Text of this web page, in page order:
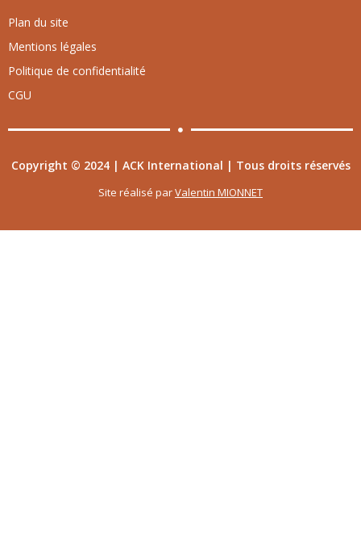
Plan du site
Mentions légales
Politique de confidentialité
CGU
Copyright © 2024 | ACK International | Tous droits réservés
Site réalisé parValentin MIONNET